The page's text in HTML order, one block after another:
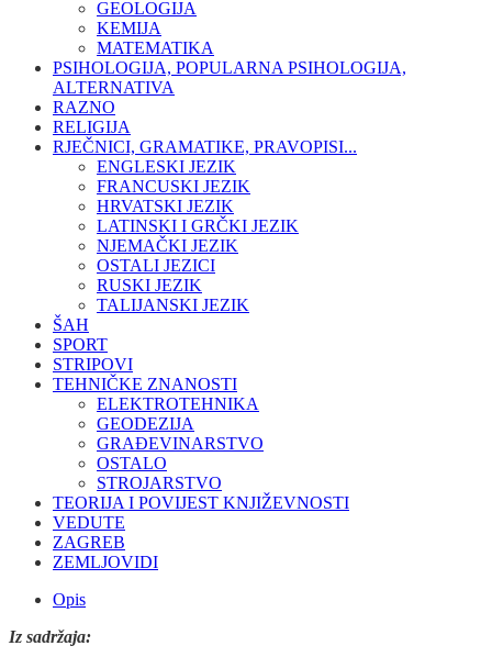
GEOLOGIJA
KEMIJA
MATEMATIKA
PSIHOLOGIJA, POPULARNA PSIHOLOGIJA,
ALTERNATIVA
RAZNO
RELIGIJA
RJEČNICI, GRAMATIKE, PRAVOPISI...
ENGLESKI JEZIK
FRANCUSKI JEZIK
HRVATSKI JEZIK
LATINSKI I GRČKI JEZIK
NJEMAČKI JEZIK
OSTALI JEZICI
RUSKI JEZIK
TALIJANSKI JEZIK
ŠAH
SPORT
STRIPOVI
TEHNIČKE ZNANOSTI
ELEKTROTEHNIKA
GEODEZIJA
GRAĐEVINARSTVO
OSTALO
STROJARSTVO
TEORIJA I POVIJEST KNJIŽEVNOSTI
VEDUTE
ZAGREB
ZEMLJOVIDI
Opis
Iz sadržaja: